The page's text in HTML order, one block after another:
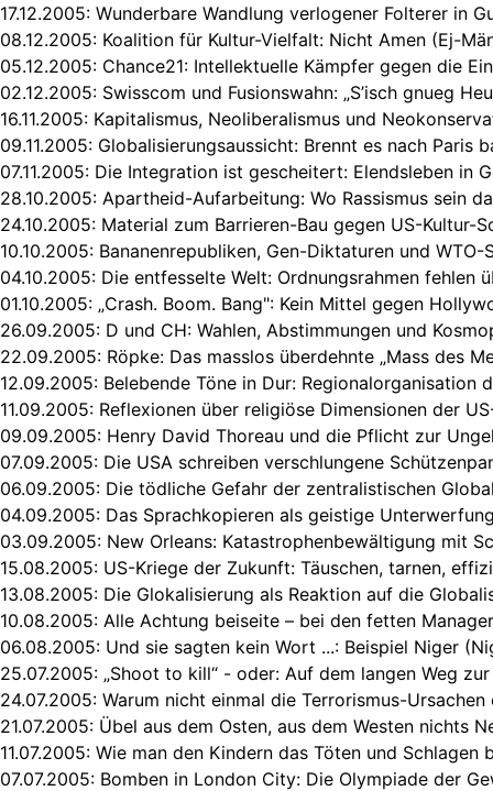
17.12.2005: Wunderbare Wandlung verlogener Folterer in
08.12.2005: Koalition für Kultur-Vielfalt: Nicht Amen (Ej-
05.12.2005: Chance21: Intellektuelle Kämpfer gegen die
02.12.2005: Swisscom und Fusionswahn: „S’isch gnueg
16.11.2005: Kapitalismus, Neoliberalismus und
09.11.2005: Globalisierungsaussicht: Brennt es nach Paris
07.11.2005: Die Integration ist gescheitert: Elendsleben in
28.10.2005: Apartheid-Aufarbeitung: Wo Rassismus sein
24.10.2005: Material zum Barrieren-Bau gegen US-Kultur-
10.10.2005: Bananenrepubliken, Gen-Diktaturen und WTO-
04.10.2005: Die entfesselte Welt: Ordnungsrahmen fehlen
01.10.2005: „Crash. Boom. Bang": Kein Mittel gegen
26.09.2005: D und CH: Wahlen, Abstimmungen und
22.09.2005: Röpke: Das masslos überdehnte „Mass des
12.09.2005: Belebende Töne in Dur: Regionalorganisation
11.09.2005: Reflexionen über religiöse Dimensionen der
09.09.2005: Henry David Thoreau und die Pflicht zur
07.09.2005: Die USA schreiben verschlungene
06.09.2005: Die tödliche Gefahr der zentralistischen
04.09.2005: Das Sprachkopieren als geistige
03.09.2005: New Orleans: Katastrophenbewältigung mit
15.08.2005: US-Kriege der Zukunft: Täuschen, tarnen,
13.08.2005: Die Glokalisierung als Reaktion auf die
10.08.2005: Alle Achtung beiseite – bei den fetten
06.08.2005: Und sie sagten kein Wort ...: Beispiel Niger
25.07.2005: „Shoot to kill“ - oder: Auf dem langen Weg
24.07.2005: Warum nicht einmal die Terrorismus-Ursachen
21.07.2005: Übel aus dem Osten, aus dem Westen nichts
11.07.2005: Wie man den Kindern das Töten und Schlagen
07.07.2005: Bomben in London City: Die Olympiade der